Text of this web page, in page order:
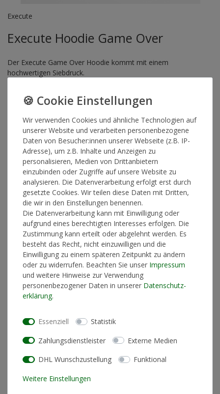
Execute
Execute Hoodie Game Over
Der Execute Game Over Hoodie kommt mit einem
hochwertigen Siebdruck.
möchtest,klicke hier.
GRÖSSE
44,90 €*
Lieferzeit 2-4 Werktage
In den Warenkorb
Produktinformationen
Wir verwenden Cookies und ähnliche Technologien auf
unserer Website und verarbeiten personenbezogene
Daten von Besucher:innen unserer Webseite (z.B. IP-
Adresse), um z.B. Inhalte und Anzeigen zu
personalisieren, Medien von Drittanbietern
einzubinden oder Zugriffe auf unsere Website zu
analysieren. Die Datenverarbeitung erfolgt erst durch
gesetzte Cookies. Wir teilen diese Daten mit Dritten,
die wir in den Einstellungen benennen.
Die Datenverarbeitung kann mit Einwilligung oder
aufgrund eines berechtigten Interesses erfolgen. Die
Zustimmung kann erteilt oder abgelehnt werden. Es
besteht das Recht, nicht einzuwilligen und die
Einwilligung zu einem späteren Zeitpunkt zu ändern
oder zu widerrufen. Beachten Sie unser Impressum
und weitere Hinweise zur Verwendung
personenbezogener Daten in unserer Daten­schutz­
erklärung.
Essenziell Statistik
Zahlungsdienstleister Externe Medien
DHL Wunschzustellung Funktional
Weitere Einstellungen